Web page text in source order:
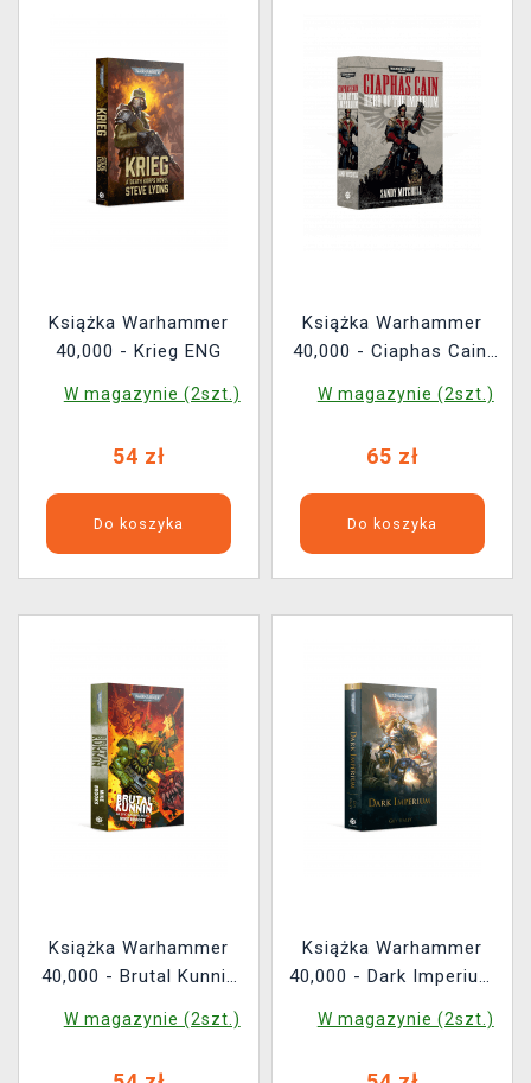
Książka Warhammer
40,000 - Krieg ENG
W magazynie (2szt.)
54 zł
Do koszyka
Książka Warhammer
40,000 - Ciaphas Cain:
ENG
W magazynie (2szt.)
65 zł
Do koszyka
Książka Warhammer
40,000 - Brutal Kunnin
W magazynie (2szt.)
Książka Warhammer
40,000 - Dark Imperium
W magazynie (2szt.)